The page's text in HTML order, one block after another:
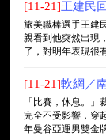
[11-21]王建民
旅美職棒選手王建
親看到他突然出現
了，對明年表現很
[11-21]軟網／
「比賽，休息。
完全不受影響，穿
年曼谷亞運男雙金